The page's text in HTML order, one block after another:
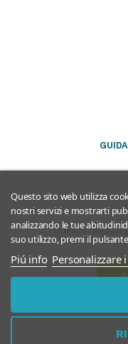
Questo negozio
Questo sito web utilizza
nostri servizi e mostrarti
analizzando le tue
suo utilizzo, premi il
Piú info Personalizzare